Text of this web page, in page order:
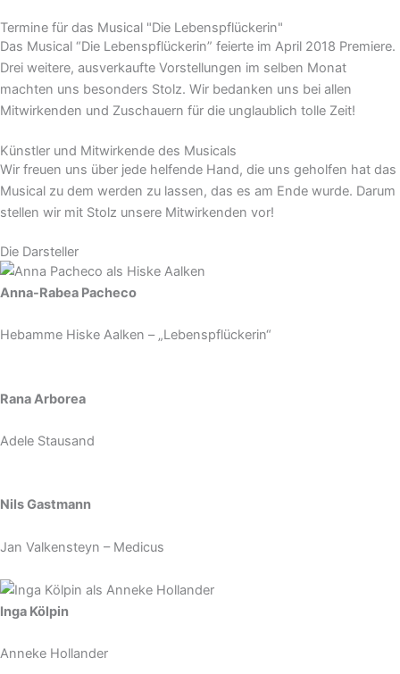
Termine für das Musical "Die Lebenspflückerin"
Das Musical “Die Lebenspflückerin” feierte im April 2018 Premiere.
Drei weitere, ausverkaufte Vorstellungen im selben Monat
machten uns besonders Stolz. Wir bedanken uns bei allen
Mitwirkenden und Zuschauern für die unglaublich tolle Zeit!
Künstler und Mitwirkende des Musicals
Wir freuen uns über jede helfende Hand, die uns geholfen hat das
Musical zu dem werden zu lassen, das es am Ende wurde. Darum
stellen wir mit Stolz unsere Mitwirkenden vor!
Die Darsteller
Anna-Rabea Pacheco
Hebamme Hiske Aalken – „Lebenspflückerin“
Rana Arborea
Adele Stausand
Nils Gastmann
Jan Valkensteyn – Medicus
Inga Kölpin
Anneke Hollander